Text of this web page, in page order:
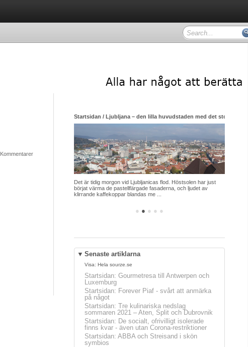
Kommentarer
● ● ● ● ●
Startsidan / Ljubljana – den lilla huvudstaden med det stora hjärtat
Det är tidig morgon vid Ljubljanicas flod. Höstsolen har just
börjat värma de pastellfärgade fasaderna, och ljudet av
klirrande kaffekoppar blandas me ...
▼ Senaste artiklarna
Visa: Hela sourze.se
Startsidan: Gourmetresa till Antwerpen och
Luxemburg
Startsidan: Forever Piaf - svårt att anmärka
på något
Startsidan: Tre kulinariska nedslag
sommaren 2021 – Aten, Split och Dubrovnik
Startsidan: De socialt, ofrivilligt isolerade
finns kvar - även utan Corona-restriktioner
Startsidan: ABBA och Streisand i skön
symbios